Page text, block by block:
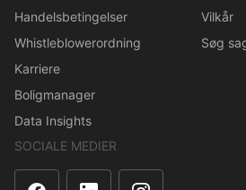
Handelsbetingelser
Whistleblowerordning
Karriere
Boligmanager
Data Insights
Vilkår
Søg
SOCIALE MEDIER